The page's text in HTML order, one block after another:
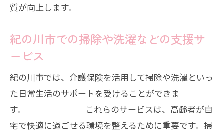
質が向上します。
紀の川市での掃除や洗濯などの支援サ
ービス
紀の川市では、介護保険を活用して掃除や洗濯といっ
た日常生活のサポートを受けることができま
す。 これらのサービスは、高齢者が自
宅で快適に過ごせる環境を整えるために重要です。掃